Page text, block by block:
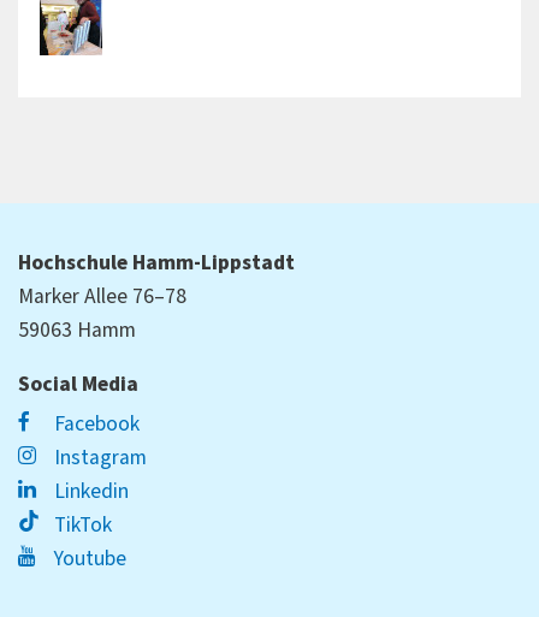
Hochschule Hamm-Lippstadt
Marker Allee 76–78
59063 Hamm
Social Media
Facebook
Instagram
Linkedin
TikTok
Youtube